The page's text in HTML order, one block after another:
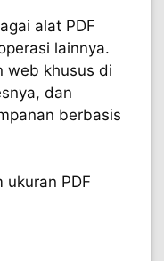
alat PDF
lainnya.
web khusus di
dan
berbasis
PDF